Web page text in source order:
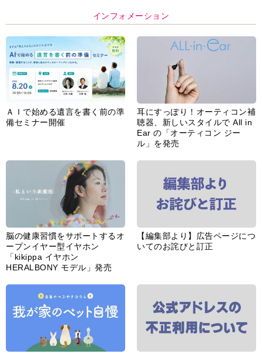
インフォメーション
ＡＩで始める遺言を書く前の準
備セミナー開催
耳にすっぽり！オーティコン補
聴器、新しいスタイルで All in
Ear の「オーティコン ジー
ル」を発売
脳の健康習慣をサポートするオ
ープンイヤー型イヤホン
「kikippa イヤホン
HERALBONY モデル」発売
【編集部より】広告ページにつ
いてのお詫びと訂正